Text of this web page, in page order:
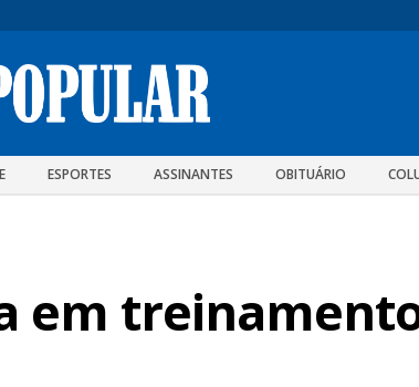
ESPORTES ASSINANTES OBITUÁRIO
em